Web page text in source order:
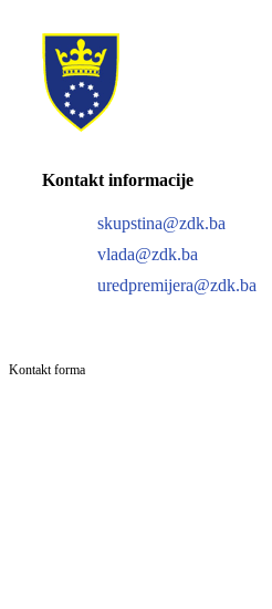
Kontakt informacije
skupstina@zdk.ba
vlada@zdk.ba
uredpremijera@zdk.ba
Kontakt forma